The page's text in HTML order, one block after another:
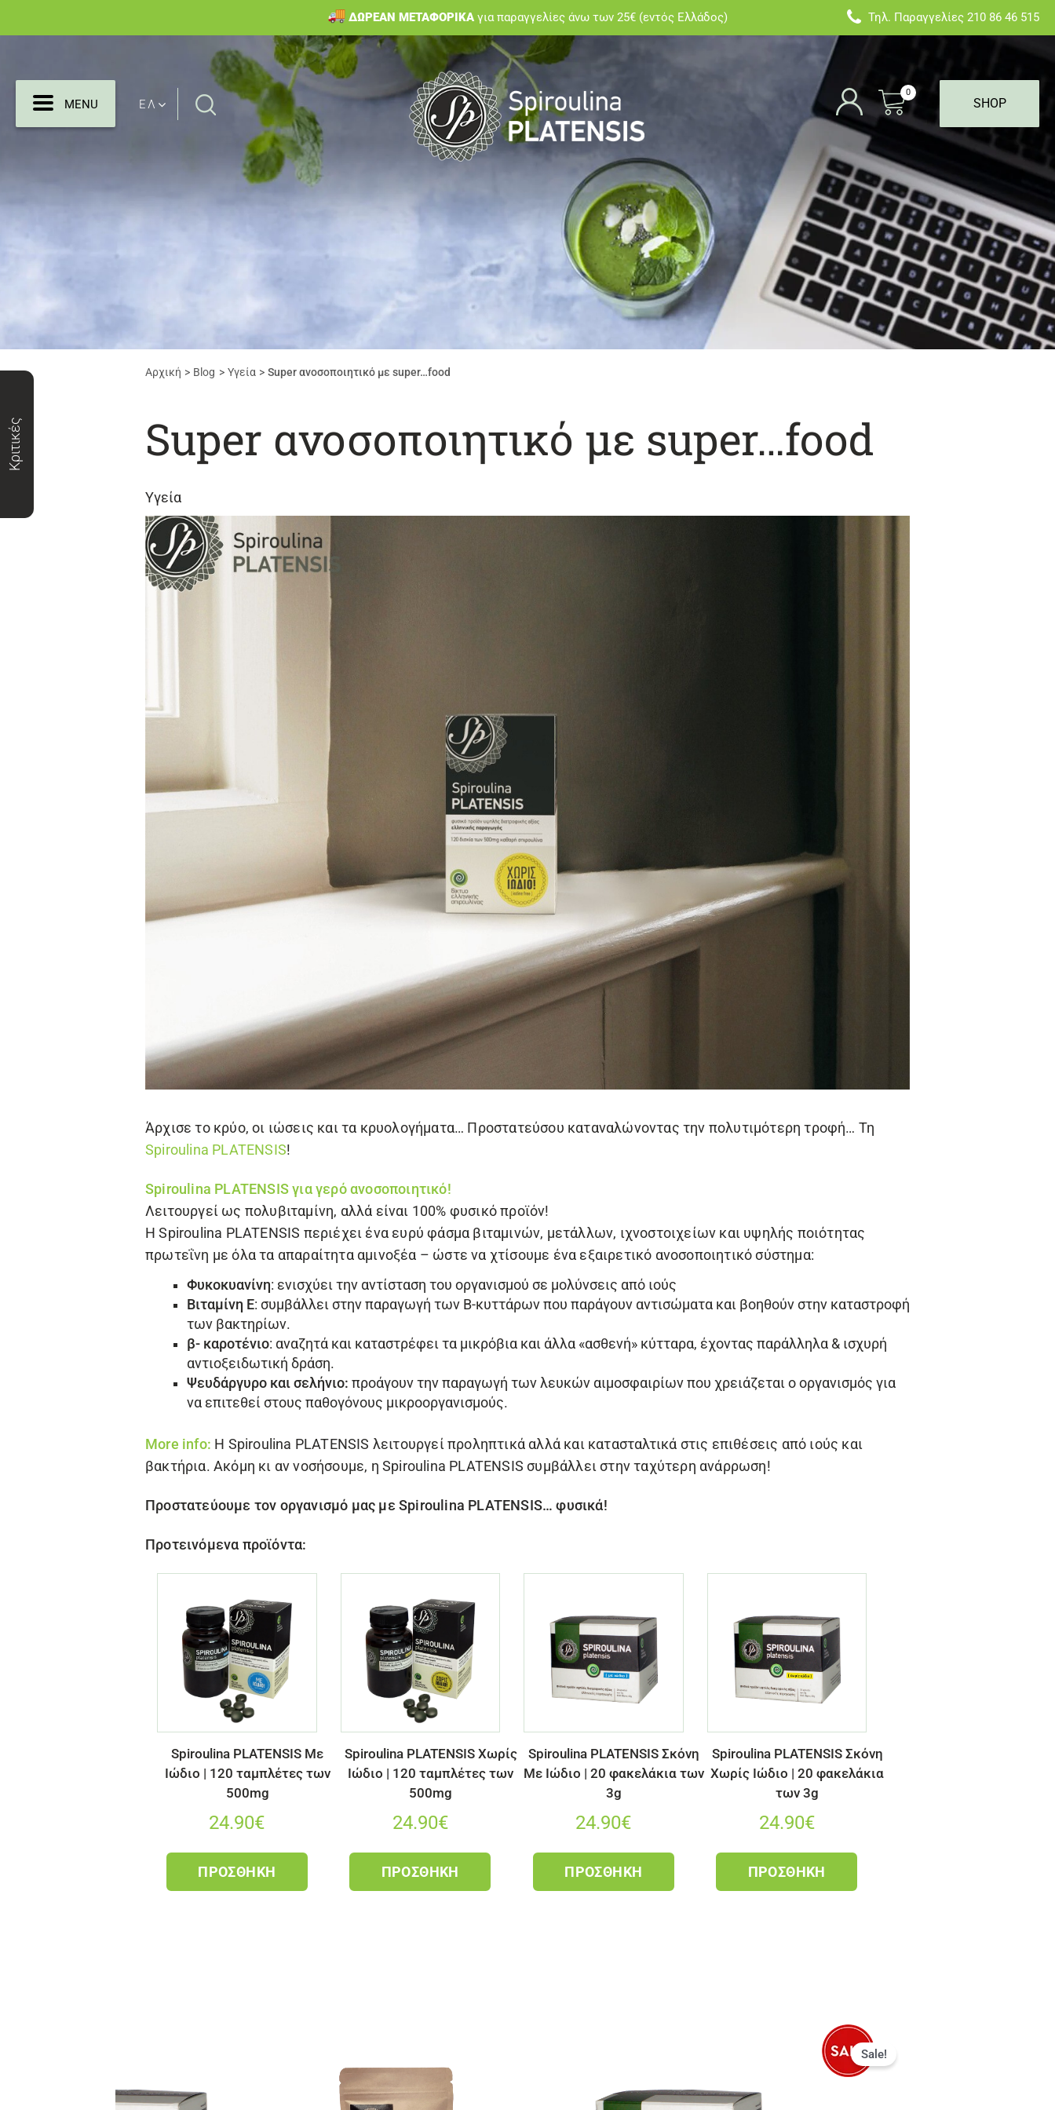
ΔΩΡΕΑΝ ΜΕΤΑΦΟΡΙΚΑ για παραγγελίες άνω των 25€ (εντός Ελλάδος) Τηλ. Παραγγελίες 210 86 46 515
MENU
MENU ΕΛ Search
0
SHOP
Κριτικές
Αρχική Blog Υγεία Super ανοσοποιητικό με super…food
Super ανοσοποιητικό με super…food
Υγεία
Άρχισε το κρύο, οι ιώσεις και τα κρυολογήματα… Προστατεύσου καταναλώνοντας την πολυτιμότερη τροφή… Τη
Spiroulina PLATENSIS!
Spiroulina PLATENSIS για γερό ανοσοποιητικό!
Λειτουργεί ως πολυβιταμίνη, αλλά είναι 100% φυσικό προϊόν!
ΗSpiroulina PLATENSIS περιέχει ένα ευρύ φάσμα βιταμινών, μετάλλων, ιχνοστοιχείων και υψηλής ποιότητας
πρωτεΐνη με όλα τα απαραίτητα αμινοξέα – ώστε να χτίσουμε ένα εξαιρετικό ανοσοποιητικό σύστημα:
Φυκοκυανίνη: ενισχύει την αντίσταση του οργανισμού σε μολύνσεις από ιούς
Βιταμίνη Ε: συμβάλλει στην παραγωγή των Β-κυττάρων που παράγουν αντισώματα και βοηθούν στην καταστροφή
των βακτηρίων.
β- καροτένιο: αναζητά και καταστρέφει τα μικρόβια και άλλα «ασθενή» κύτταρα, έχοντας παράλληλα & ισχυρή
αντιοξειδωτική δράση.
Ψευδάργυρο και σελήνιο: προάγουν την παραγωγή των λευκών αιμοσφαιρίων που χρειάζεται ο οργανισμός για
να επιτεθεί στους παθογόνους μικροοργανισμούς.
More info: Η Spiroulina PLATENSIS λειτουργεί προληπτικά αλλά και κατασταλτικά στις επιθέσεις από ιούς και
βακτήρια. Ακόμη κι αν νοσήσουμε, η Spiroulina PLATENSIS συμβάλλει στην ταχύτερη ανάρρωση!
Προστατεύουμε τον οργανισμό μας μεSpiroulina PLATENSIS… φυσικά!
Προτεινόμενα προϊόντα:
Spiroulina PLATENSIS Με
Ιώδιο | 120 ταμπλέτες των
500mg
24.90€
ΠΡΟΣΘΉΚΗ
Spiroulina PLATENSIS Χωρίς
Ιώδιο | 120 ταμπλέτες των
500mg
24.90€
ΠΡΟΣΘΉΚΗ
Spiroulina PLATENSIS Σκόνη
Με Ιώδιο | 20 φακελάκια των
3g
24.90€
ΠΡΟΣΘΉΚΗ
Spiroulina PLATENSIS Σκόνη
Χωρίς Ιώδιο | 20 φακελάκια
των 3g
24.90€
ΠΡΟΣΘΉΚΗ